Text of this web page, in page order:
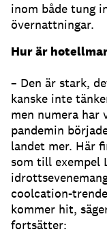
inom både tung
övernattningar.
Hur är
– Den är stark,
kanske inte
men numera har
pandemin
landet mer. Här
som till exempel
coolcation-
kommer hit,
fortsätter: